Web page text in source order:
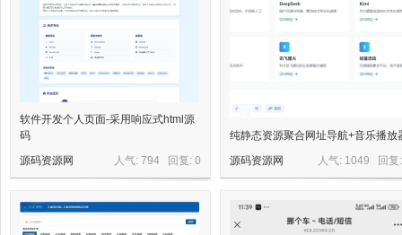
软件开发个人页面-采用响应式html源
码
人气: 794 回复: 0
源码资源网
纯静态资源聚合网址导航+音乐播放
人气: 1049 回
源码资源网